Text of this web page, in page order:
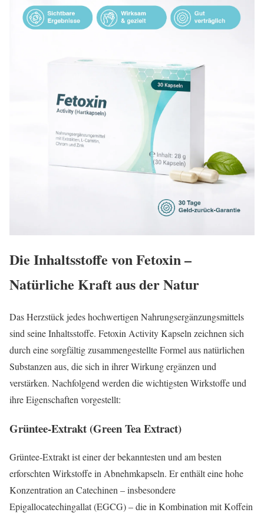
Die Inhaltsstoffe von Fetoxin –
Natürliche Kraft aus der Natur
Das Herzstück jedes hochwertigen Nahrungsergänzungsmittels
sind seine Inhaltsstoffe. Fetoxin Activity Kapseln zeichnen sich
durch eine sorgfältig zusammengestellte Formel aus natürlichen
Substanzen aus, die sich in ihrer Wirkung ergänzen und
verstärken. Nachfolgend werden die wichtigsten Wirkstoffe und
ihre Eigenschaften vorgestellt:
Grüntee-Extrakt (Green Tea Extract)
Grüntee-Extrakt ist einer der bekanntesten und am besten
erforschten Wirkstoffe in Abnehmkapseln. Er enthält eine hohe
Konzentration an Catechinen – insbesondere
Epigallocatechingallat (EGCG) – die in Kombination mit Koffein